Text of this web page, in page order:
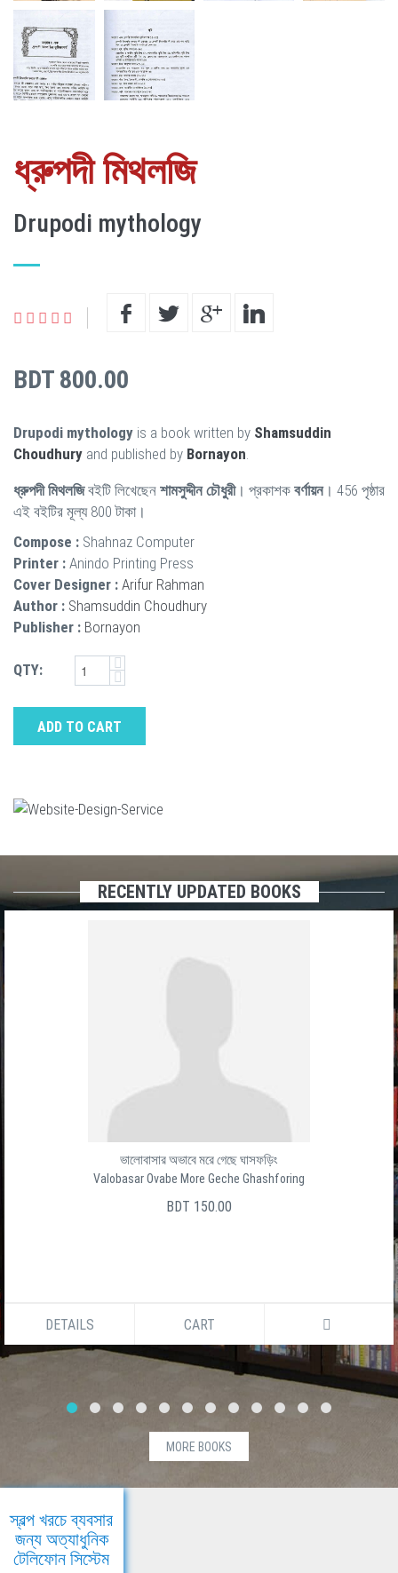
ধ্রুপদী মিথলজি
Drupodi mythology
BDT 800.00
Drupodi mythology is a book written by Shamsuddin
Choudhury and published by Bornayon
ধ্রুপদী মিথলজিবইটি লিখেছেন শামসুদ্দীন চৌধুরী। প্রকাশক বর্ণায়ন। 456 পৃষ্ঠার
এই বইটির মূল্য 800 টাকা।
Compose : Shahnaz Computer
Printer : Anindo Printing Press
Cover Designer : Arifur Rahman
Author : Shamsuddin Choudhury
Publisher : Bornayon
QTY:
ADD TO CART
RECENTLY UPDATED BOOKS
ভালোবাসার অভাবে মরে গেছে ঘাসফড়িং
Valobasar Ovabe More Geche Ghashforing
BDT 150.00
DETAILS CART
MORE BOOKS
স্বল্প খরচে ব্যবসার
জন্য অত্যাধুনিক
টেলিফোন সিস্টেম